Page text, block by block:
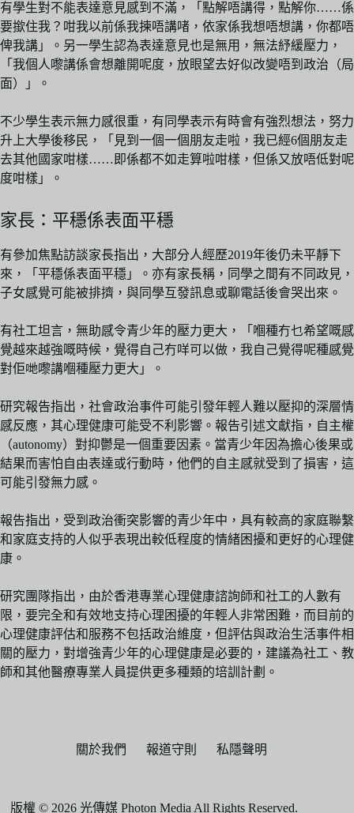
有學生對不能表達意見感到不滿，「點解唔講得，點解你……係
要撳住我？咁我以前係我揀唔講啫，依家係我想唔想講，你都唔
俾我講」。另一學生認為表達意見也是無用，無法紓緩壓力，
「我個人嚟講係會想離開呢度，放眼望去好似改變唔到政治（局
面）」。
不少學生表示無力感很重，有同學表示有時會有強烈想法，努力
升上大學後移民，「見到一個一個朋友走啦，我已經6個朋友走
去其他國家咁樣……即係都不如走算啦咁樣，但係又放唔低對呢
度咁樣」。
家長：平穩係表面平穩
有參加焦點訪談家長指出，大部分人經歷2019年後仍未平靜下
來，「平穩係表面平穩」。亦有家長稱，同學之間有不同政見，
子女感覺可能被排擠，與同學互發訊息或聊電話後會哭出來。
有社工坦言，無助感令青少年的壓力更大，「嗰種冇乜希望嘅感
覺越來越強嘅時候，覺得自己冇咩可以做，我自己覺得呢種感覺
對佢哋嚟講嗰種壓力更大」。
研究報告指出，社會政治事件可能引發年輕人難以壓抑的深層情
感反應，其心理健康可能受不利影響。報告引述文獻指，自主權
（autonomy）對抑鬱是一個重要因素。當青少年因為擔心後果或
結果而害怕自由表達或行動時，他們的自主感就受到了損害，這
可能引發無力感。
報告指出，受到政治衝突影響的青少年中，具有較高的家庭聯繫
和家庭支持的人似乎表現出較低程度的情緒困擾和更好的心理健
康。
研究團隊指出，由於香港專業心理健康諮詢師和社工的人數有
限，要完全和有效地支持心理困擾的年輕人非常困難，而目前的
心理健康評估和服務不包括政治維度，但評估與政治生活事件相
關的壓力，對增強青少年的心理健康是必要的，建議為社工、教
師和其他醫療專業人員提供更多種類的培訓計劃。
關於我們 報道守則 私隱聲明
版權 © 2026 光傳媒 Photon Media All Rights Reserved.